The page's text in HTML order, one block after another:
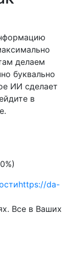
делаем
буквально
ИИ сделает
в
https://da-
Все в Ваших